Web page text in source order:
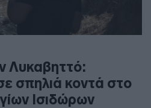
Λυκαβηττό:
σπηλιά κοντά στο
Ισιδώρων